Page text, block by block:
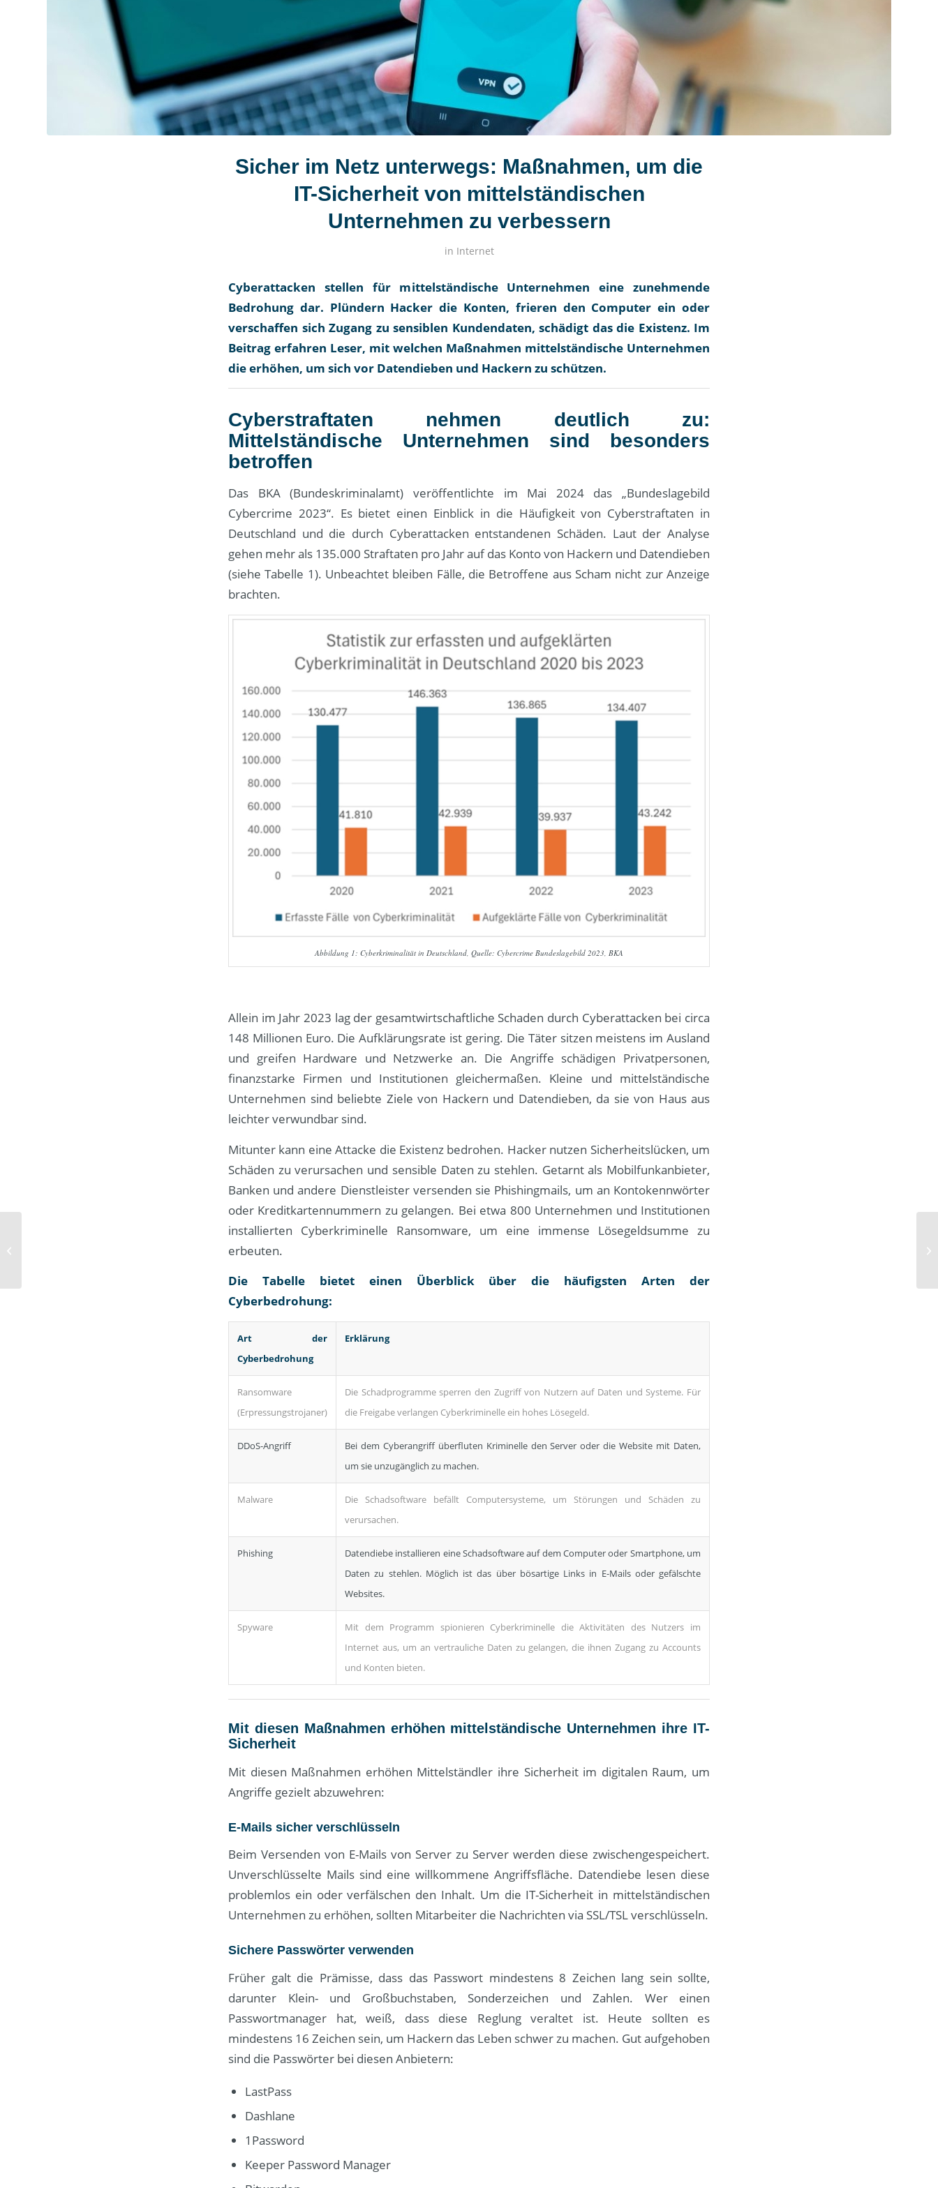
Sicher im Netz unterwegs: Maßnahmen, um die
IT-Sicherheit von mittelständischen
Unternehmen zu verbessern
in Internet
Cyberattacken stellen für mittelständische Unternehmen eine zunehmende
Bedrohung dar. Plündern Hacker die Konten, frieren den Computer ein oder
verschaffen sich Zugang zu sensiblen Kundendaten, schädigt das die Existenz. Im
Beitrag erfahren Leser, mit welchen Maßnahmen mittelständische Unternehmen
die erhöhen, um sich vor Datendieben und Hackern zu schützen.
Cyberstraftaten nehmen deutlich zu:
Mittelständische Unternehmen sind besonders
betroffen
Das BKA (Bundeskriminalamt) veröffentlichte im Mai 2024 das „Bundeslagebild
Cybercrime 2023“. Es bietet einen Einblick in die Häufigkeit von Cyberstraftaten in
Deutschland und die durch Cyberattacken entstandenen Schäden. Laut der Analyse
gehen mehr als 135.000 Straftaten pro Jahr auf das Konto von Hackern und Datendieben
(siehe Tabelle 1). Unbeachtet bleiben Fälle, die Betroffene aus Scham nicht zur Anzeige
brachten.
Abbildung 1: Cyberkriminalität in Deutschland, Quelle: Cybercrime Bundeslagebild 2023, BKA
Allein im Jahr 2023 lag der gesamtwirtschaftliche Schaden durch Cyberattacken bei circa
148 Millionen Euro. Die Aufklärungsrate ist gering. Die Täter sitzen meistens im Ausland
und greifen Hardware und Netzwerke an. Die Angriffe schädigen Privatpersonen,
finanzstarke Firmen und Institutionen gleichermaßen. Kleine und mittelständische
Unternehmen sind beliebte Ziele von Hackern und Datendieben, da sie von Haus aus
leichter verwundbar sind.
Mitunter kann eine Attacke die Existenz bedrohen. Hacker nutzen Sicherheitslücken, um
Schäden zu verursachen und sensible Daten zu stehlen. Getarnt als Mobilfunkanbieter,
Banken und andere Dienstleister versenden sie Phishingmails, um an Kontokennwörter
oder Kreditkartennummern zu gelangen. Bei etwa 800 Unternehmen und Institutionen
installierten Cyberkriminelle Ransomware, um eine immense Lösegeldsumme zu
erbeuten.
Die Tabelle bietet einen Überblick über die häufigsten Arten der
Cyberbedrohung:
Art der
Cyberbedrohung
Erklärung
Ransomware
(Erpressungstrojaner)
Die Schadprogramme sperren den Zugriff von Nutzern auf Daten und Systeme. Für
die Freigabe verlangen Cyberkriminelle ein hohes Lösegeld.
DDoS-Angriff
Bei dem Cyberangriff überfluten Kriminelle den Server oder die Website mit Daten,
um sie unzugänglich zu machen.
Malware
Die Schadsoftware befällt Computersysteme, um Störungen und Schäden zu
verursachen.
Phishing
Datendiebe installieren eine Schadsoftware auf dem Computer oder Smartphone, um
Daten zu stehlen. Möglich ist das über bösartige Links in E-Mails oder gefälschte
Websites.
Spyware
Mit dem Programm spionieren Cyberkriminelle die Aktivitäten des Nutzers im
Internet aus, um an vertrauliche Daten zu gelangen, die ihnen Zugang zu Accounts
und Konten bieten.
Mit diesen Maßnahmen erhöhen mittelständische Unternehmen ihre IT-
Sicherheit
Mit diesen Maßnahmen erhöhen Mittelständler ihre Sicherheit im digitalen Raum, um
Angriffe gezielt abzuwehren:
E-Mails sicher verschlüsseln
Beim Versenden von E-Mails von Server zu Server werden diese zwischengespeichert.
Unverschlüsselte Mails sind eine willkommene Angriffsfläche. Datendiebe lesen diese
problemlos ein oder verfälschen den Inhalt. Um die IT-Sicherheit in mittelständischen
Unternehmen zu erhöhen, sollten Mitarbeiter die Nachrichten via SSL/TSL verschlüsseln.
Sichere Passwörter verwenden
Früher galt die Prämisse, dass das Passwort mindestens 8 Zeichen lang sein sollte,
darunter Klein- und Großbuchstaben, Sonderzeichen und Zahlen. Wer einen
Passwortmanager hat, weiß, dass diese Reglung veraltet ist. Heute sollten es
mindestens 16 Zeichen sein, um Hackern das Leben schwer zu machen. Gut aufgehoben
sind die Passwörter bei diesen Anbietern:
LastPass
Dashlane
1Password
Keeper Password Manager